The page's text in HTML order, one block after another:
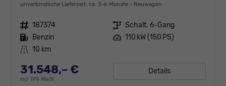
unverbindliche Lieferzeit: ca. 3-6 Monate Neuwagen
Fahrzeugnr. 187374 Getriebe Schalt. 6-Gang
Kraftstoff Benzin Leistung 110 kW (150 PS)
Kilometerstand 10 km
31.548,– €
incl. 19% MwSt.
Details